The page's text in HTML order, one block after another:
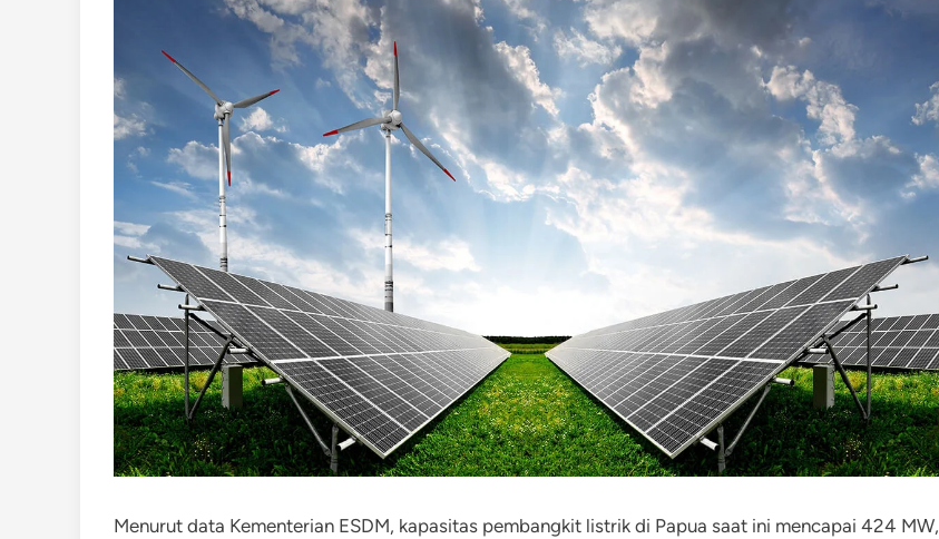
Menurut data Kementerian ESDM, kapasitas pembangkit listrik di Papua saat ini mencapai 424 MW,